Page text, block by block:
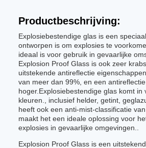
Productbeschrijving:
Explosiebestendige glas is een
ontworpen is om explosies te
ideaal is voor gebruik in gevaarlijke
Explosion Proof Glass is ook zeer
uitstekende antireflectie
van meer dan 99%, en een
hoger.Explosiebestendige glas komt in
kleuren., inclusief helder, getint,
heeft ook een anti-mist-classificatie
maakt het een ideale oplossing voor
explosies in gevaarlijke omgevingen..
Explosion Proof Glass is een